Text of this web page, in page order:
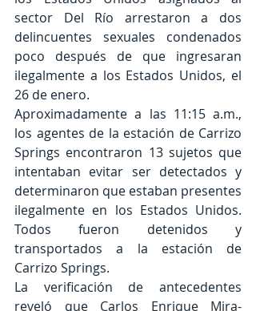
sector Del Río arrestaron a dos
delincuentes sexuales condenados
poco después de que ingresaran
ilegalmente a los Estados Unidos, el
26 de enero.
Aproximadamente a las 11:15 a.m.,
los agentes de la estación de Carrizo
Springs encontraron 13 sujetos que
intentaban evitar ser detectados y
determinaron que estaban presentes
ilegalmente en los Estados Unidos.
Todos fueron detenidos y
transportados a la estación de
Carrizo Springs.
La verificación de antecedentes
reveló que Carlos Enrique Mira-